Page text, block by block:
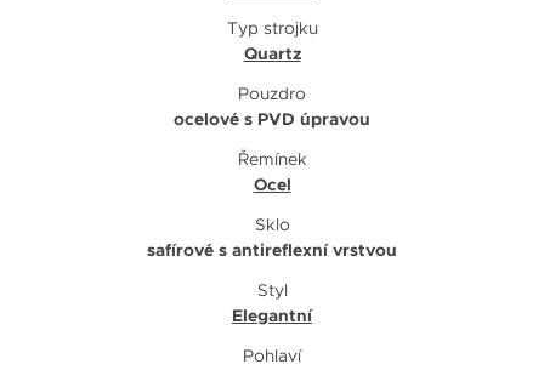
Typ strojku
Quartz
Pouzdro
ocelové s PVD úpravou
Řemínek
Ocel
Sklo
safírové s antireflexní vrstvou
Styl
Elegantní
Pohlaví